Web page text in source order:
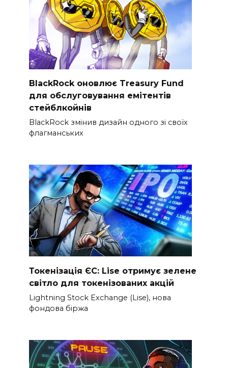
BlackRock оновлює Treasury Fund
для обслуговування емітентів
стейблкойнів
BlackRock змінив дизайн одного зі своїх
флагманських
Токенізація ЄС: Lise отримує зелене
світло для токенізованих акцій
Lightning Stock Exchange (Lise), нова
фондова біржа